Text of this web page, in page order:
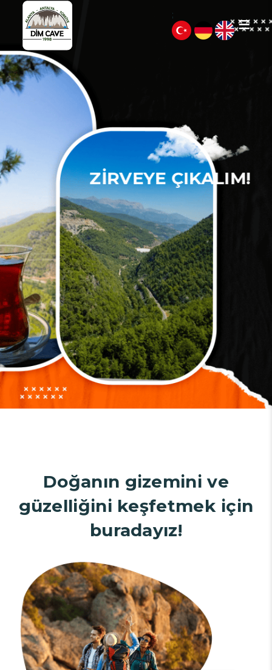
;
ZİRVEYE ÇIKALIM!
232 metre yükseklikte
Panoramik Alanya manzarası
Doğanın gizemini ve
güzelliğini keşfetmek için
buradayız!